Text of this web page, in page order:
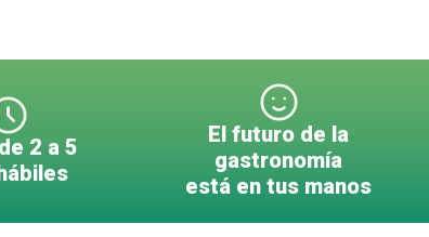
2 a 5
El futuro de la
gastronomía
está en tus manos